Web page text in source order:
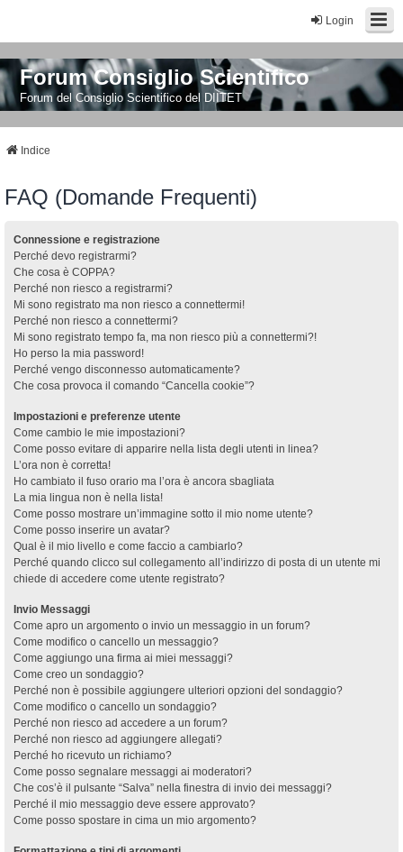
Login
Forum Consiglio Scientifico
Forum del Consiglio Scientifico del DIITET
Indice
FAQ (Domande Frequenti)
Connessione e registrazione
Perché devo registrarmi?
Che cosa è COPPA?
Perché non riesco a registrarmi?
Mi sono registrato ma non riesco a connettermi!
Perché non riesco a connettermi?
Mi sono registrato tempo fa, ma non riesco più a connettermi?!
Ho perso la mia password!
Perché vengo disconnesso automaticamente?
Che cosa provoca il comando “Cancella cookie”?
Impostazioni e preferenze utente
Come cambio le mie impostazioni?
Come posso evitare di apparire nella lista degli utenti in linea?
L’ora non è corretta!
Ho cambiato il fuso orario ma l’ora è ancora sbagliata
La mia lingua non è nella lista!
Come posso mostrare un’immagine sotto il mio nome utente?
Come posso inserire un avatar?
Qual è il mio livello e come faccio a cambiarlo?
Perché quando clicco sul collegamento all’indirizzo di posta di un utente mi
chiede di accedere come utente registrato?
Invio Messaggi
Come apro un argomento o invio un messaggio in un forum?
Come modifico o cancello un messaggio?
Come aggiungo una firma ai miei messaggi?
Come creo un sondaggio?
Perché non è possibile aggiungere ulteriori opzioni del sondaggio?
Come modifico o cancello un sondaggio?
Perché non riesco ad accedere a un forum?
Perché non riesco ad aggiungere allegati?
Perché ho ricevuto un richiamo?
Come posso segnalare messaggi ai moderatori?
Che cos’è il pulsante “Salva” nella finestra di invio dei messaggi?
Perché il mio messaggio deve essere approvato?
Come posso spostare in cima un mio argomento?